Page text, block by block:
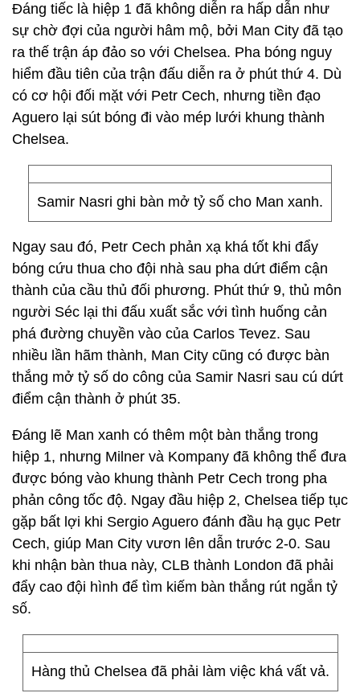
Đáng tiếc là hiệp 1 đã không diễn ra hấp dẫn như
sự chờ đợi của người hâm mộ, bởi Man City đã tạo
ra thế trận áp đảo so với Chelsea. Pha bóng nguy
hiểm đầu tiên của trận đấu diễn ra ở phút thứ 4. Dù
có cơ hội đối mặt với Petr Cech, nhưng tiền đạo
Aguero lại sút bóng đi vào mép lưới khung thành
Chelsea.
Samir Nasri ghi bàn mở tỷ số cho Man xanh.
Ngay sau đó, Petr Cech phản xạ khá tốt khi đẩy
bóng cứu thua cho đội nhà sau pha dứt điểm cận
thành của cầu thủ đối phương. Phút thứ 9, thủ môn
người Séc lại thi đấu xuất sắc với tình huống cản
phá đường chuyền vào của Carlos Tevez. Sau
nhiều lần hãm thành, Man City cũng có được bàn
thắng mở tỷ số do công của Samir Nasri sau cú dứt
điểm cận thành ở phút 35.
Đáng lẽ Man xanh có thêm một bàn thắng trong
hiệp 1, nhưng Milner và Kompany đã không thể đưa
được bóng vào khung thành Petr Cech trong pha
phản công tốc độ. Ngay đầu hiệp 2, Chelsea tiếp tục
gặp bất lợi khi Sergio Aguero đánh đầu hạ gục Petr
Cech, giúp Man City vươn lên dẫn trước 2-0. Sau
khi nhận bàn thua này, CLB thành London đã phải
đẩy cao đội hình để tìm kiếm bàn thắng rút ngắn tỷ
số.
Hàng thủ Chelsea đã phải làm việc khá vất vả.